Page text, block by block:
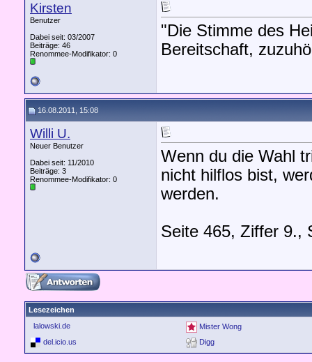
Kirsten
Benutzer
Dabei seit: 03/2007
Beiträge: 46
Renommee-Modifikator: 0
"Die Stimme des
Bereitschaft,
16.08.2011, 15:08
Willi U.
Neuer Benutzer
Dabei seit: 11/2010
Beiträge: 3
Renommee-Modifikator: 0
Wenn du die Wahl
nicht hilflos bist,
werden.
Seite 465, Ziffer 9.,
Lesezeichen
lalowski.de
Mister Wong
del.icio.us
Digg